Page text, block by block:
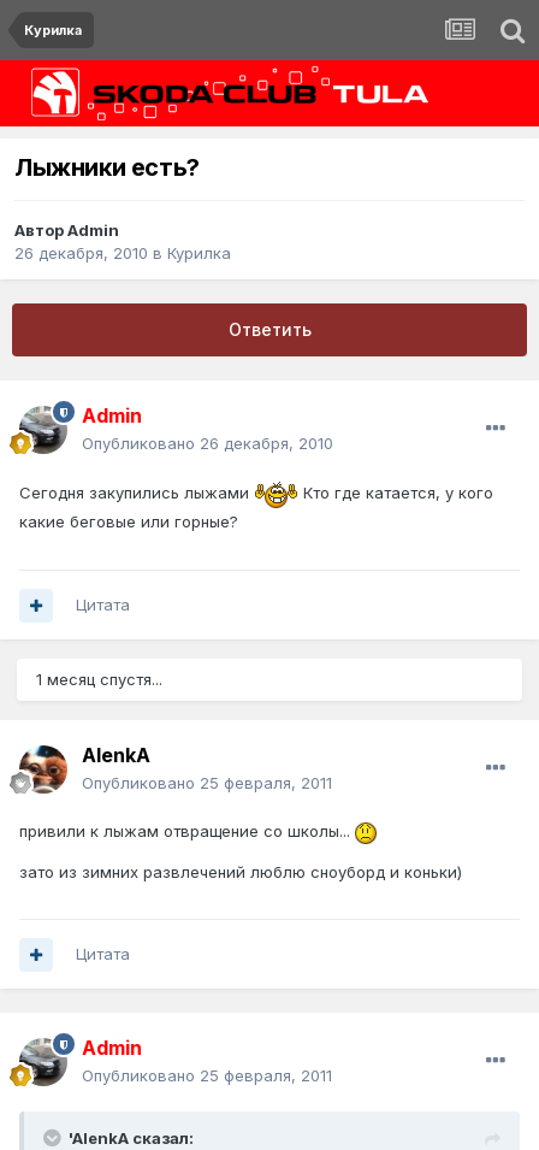
Курилка
Лыжники есть?
АвторAdmin
26 декабря, 2010 в Курилка
Ответить
Admin
Опубликовано 26 декабря, 2010
Сегодня закупились лыжами
Кто где катается, у кого
какие беговые или горные?
Цитата
1 месяц спустя...
AlenkA
Опубликовано 25 февраля, 2011
привили к лыжам отвращение со школы...
зато из зимних развлечений люблю сноуборд и коньки)
Цитата
Admin
Опубликовано 25 февраля, 2011
'AlenkA сказал: